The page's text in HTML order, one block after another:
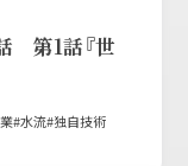
第1話『世
水流 独自技術